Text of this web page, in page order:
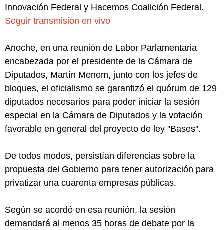
Innovación Federal y Hacemos Coalición Federal.
Seguir transmisión en vivo
Anoche, en una reunión de Labor Parlamentaria
encabezada por el presidente de la Cámara de
Diputados, Martín Menem, junto con los jefes de
bloques, el oficialismo se garantizó el quórum de 129
diputados necesarios para poder iniciar la sesión
especial en la Cámara de Diputados y la votación
favorable en general del proyecto de ley "Bases".
De todos modos, persistían diferencias sobre la
propuesta del Gobierno para tener autorización para
privatizar una cuarenta empresas públicas.
Según se acordó en esa reunión, la sesión
demandará al menos 35 horas de debate por la